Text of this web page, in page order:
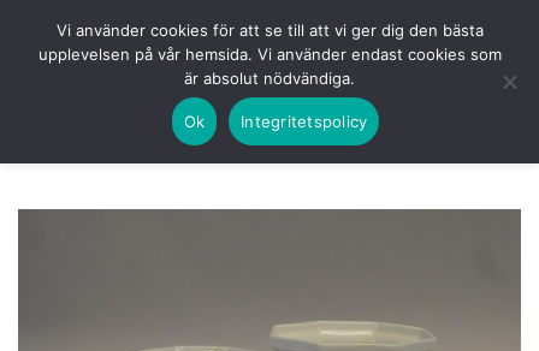
KOMMANDE LOGGA IN
Vi använder cookies för att se till att vi ger dig den bästa
upplevelsen på vår hemsida. Vi använder endast cookies som
är absolut nödvändiga.
Ok Integritetspolicy